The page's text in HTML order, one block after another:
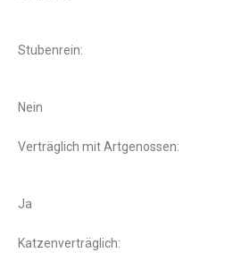
Stubenrein:
Nein
Verträglich mit Artgenossen:
Ja
Katzenverträglich: